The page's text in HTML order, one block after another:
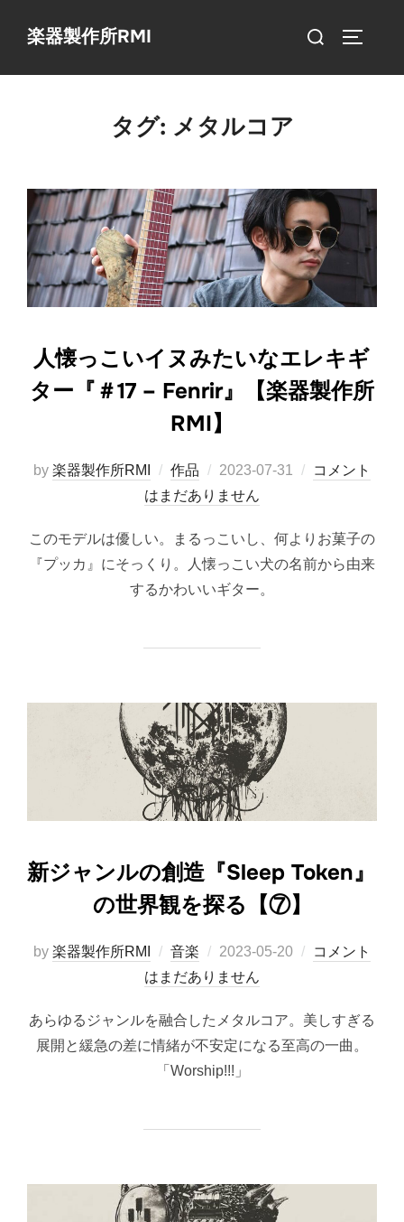
楽器製作所RMI
検
対
タグ: メタルコア
人懐っこいイヌみたいなエレキギ
ター『＃17 – Fenrir』【楽器製作所
RMI】
by 楽器製作所RMI 作品
投
稿
2023-07-31
コメント
はまだありません
このモデルは優しい。まるっこいし、何よりお菓子の
『プッカ』にそっくり。人懐っこい犬の名前から由来
するかわいいギター。
新ジャンルの創造『Sleep Token』
の世界観を探る【⑦】
by 楽器製作所RMI 音楽
投
稿
2023-05-20
コメント
はまだありません
あらゆるジャンルを融合したメタルコア。美しすぎる
展開と緩急の差に情緒が不安定になる至高の一曲。
「Worship!!!」